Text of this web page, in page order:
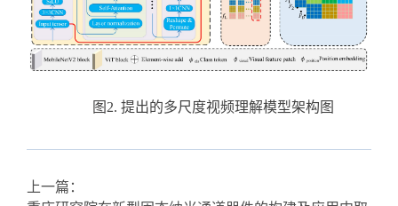
图 2. 提出的多尺度视频理解模型架构图
上一篇：